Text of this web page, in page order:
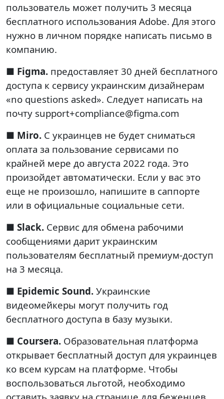
пользователь может получить 3 месяца
бесплатного использования Adobe. Для этого
нужно в личном порядке написать письмо в
компанию.
■ Figma. предоставляет 30 дней бесплатного
доступа к сервису украинским дизайнерам
«no questions asked». Следует написать на
почту support+compliance@figma.com
■ Miro. С украинцев не будет сниматься
оплата за пользование сервисами по
крайней мере до августа 2022 года. Это
произойдет автоматически. Если у вас это
еще не произошло, напишите в саппорте
или в официальные социальные сети.
■ Slack. Сервис для обмена рабочими
сообщениями дарит украинским
пользователям бесплатный премиум-доступ
на 3 месяца.
■ Epidemic Sound. Украинские
видеомейкеры могут получить год
бесплатного доступа в базу музыки.
■ Coursera. Образовательная платформа
открывает бесплатный доступ для украинцев
ко всем курсам на платформе. Чтобы
воспользоваться льготой, необходимо